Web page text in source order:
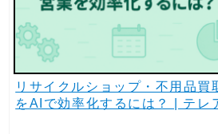
リサイクルショップ・不用品買
をAIで効率化するには？ | テレ